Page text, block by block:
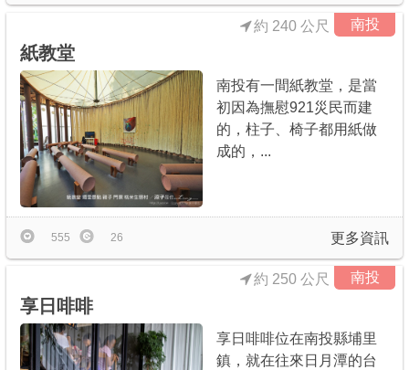
南投
約 240 公尺
紙教堂
南投有一間紙教堂，是當
初因為撫慰921災民而建
的，柱子、椅子都用紙做
成的，...
更多資訊
555 26
南投
約 250 公尺
享日啡啡
享日啡啡位在南投縣埔里
鎮，就在往來日月潭的台